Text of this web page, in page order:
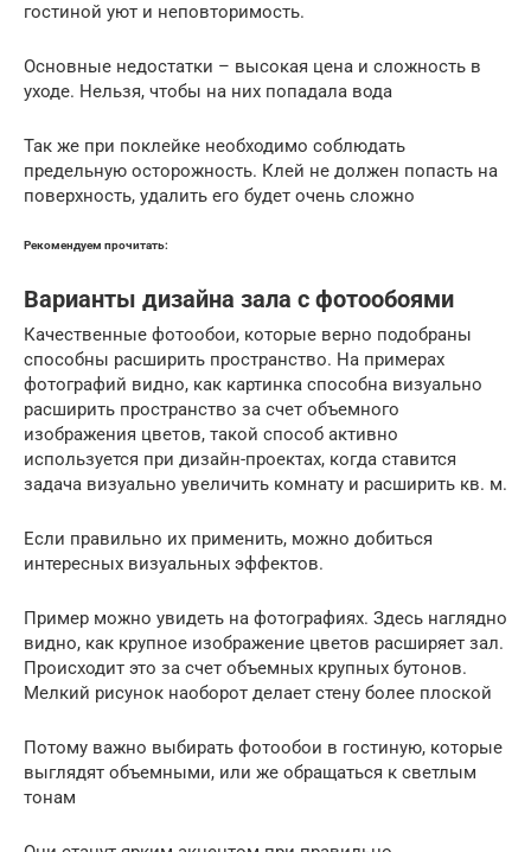
гостиной уют и неповторимость.
Основные недостатки – высокая цена и сложность в
уходе. Нельзя, чтобы на них попадала вода
Так же при поклейке необходимо соблюдать
предельную осторожность. Клей не должен попасть на
поверхность, удалить его будет очень сложно
Рекомендуем прочитать:
Варианты дизайна зала с фотообоями
Качественные фотообои, которые верно подобраны
способны расширить пространство. На примерах
фотографий видно, как картинка способна визуально
расширить пространство за счет объемного
изображения цветов, такой способ активно
используется при дизайн-проектах, когда ставится
задача визуально увеличить комнату и расширить кв. м.
Если правильно их применить, можно добиться
интересных визуальных эффектов.
Пример можно увидеть на фотографиях. Здесь наглядно
видно, как крупное изображение цветов расширяет зал.
Происходит это за счет объемных крупных бутонов.
Мелкий рисунок наоборот делает стену более плоской
Потому важно выбирать фотообои в гостиную, которые
выглядят объемными, или же обращаться к светлым
тонам